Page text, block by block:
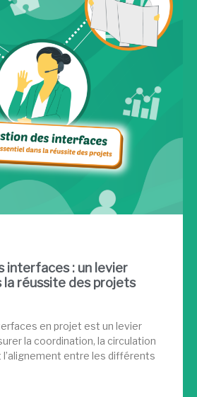
interfaces : un levier
la réussite des projets
en projet est un levier
la coordination, la circulation
l’alignement entre les différents